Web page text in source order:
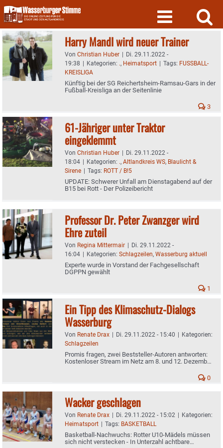
Skip
to
content
Harry Mandl wird neuer Trainer
Von Christian Huber | Di. 29.11.2022 -
19:38 | Kategorien: ., Heimatsport | Tags: FUSSBALL-
KREISLIGA
Künftig bei der SG Reichertsheim-Ramsau-Gars in der
Fußball-Kreisliga an der Seitenlinie
3
61-Jähriger unter Traktor
eingeklemmt
Von Christian Huber | Di. 29.11.2022 -
18:04 | Kategorien: ., Altlandkreis WS, Blaulicht &
Sirene | Tags: ROTT / B!5
UPDATE: Schwerer Unfall am Dienstagabend auf der
B15 bei Rott - Der Polizeibericht
Professor Dr. Peter Zwanzger wird
Ehre zuteil
Von Regina Mittermair | Di. 29.11.2022 -
16:04 | Kategorien: Schlagzeilen, Wasserburg aktuell
Experte wurde in Vorstand der Fachgesellschaft
DGPPN gewählt
1
Ein Tipp des Klimaschutz-Dialogs
Wasserburg
Von Renate Drax | Di. 29.11.2022 - 15:40 | Kategorien:
Schlagzeilen
Promis fragen, zwei Beststeller-Autoren antworten:
Kostenloser Stream im Netz am 8. und 12. Dezember
0
Wacker geschlagen
Von Renate Drax | Di. 29.11.2022 - 15:02 | Kategorien:
Heimatsport | Tags: BASKETBALL
Basketball-Nachwuchs: Rotter U10-Mädels müssen
sich nicht verstecken - In Unterzahl achtbare